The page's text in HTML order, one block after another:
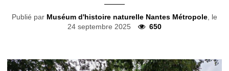
Publié par Muséum d'histoire naturelle Nantes Métropole , le
24 septembre 2025
650